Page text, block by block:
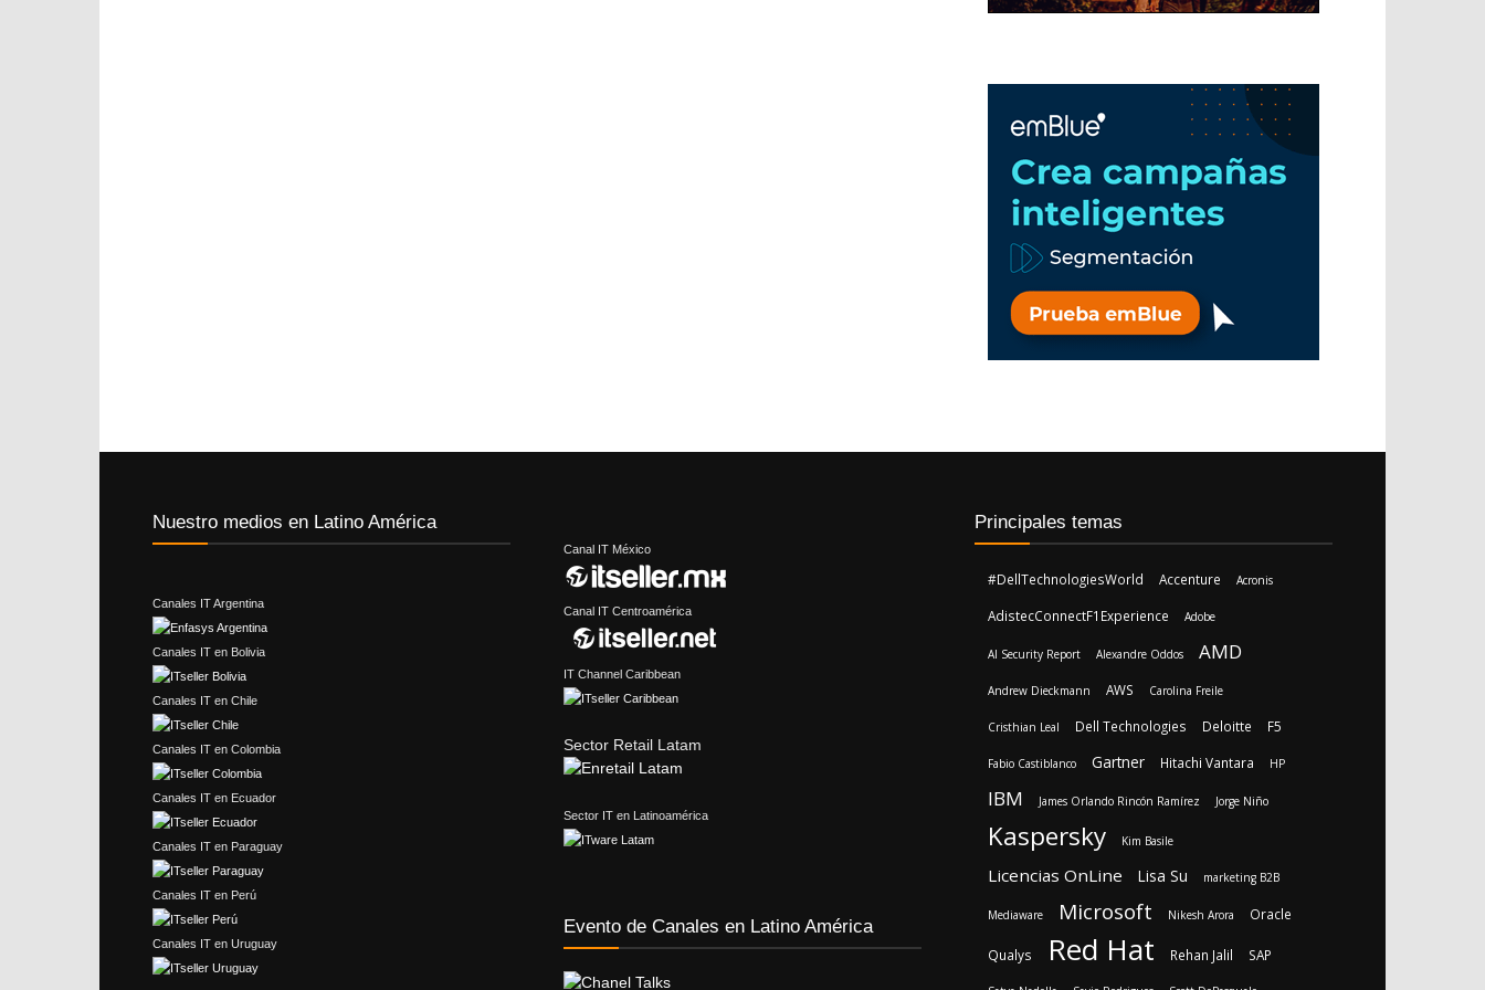
Nuestro medios en Latino América
Canales IT Argentina
Canales IT en Bolivia
Canales IT en Chile
Canales IT en Colombia
Canales IT en Ecuador
Canales IT en Paraguay
Canales IT en Perú
Canales IT en Uruguay
Canal IT México
Canal IT Centroamérica
IT Channel Caribbean
Sector Retail Latam
Sector IT en Latinoamérica
Evento de Canales en Latino América
Principales temas
#DellTechnologiesWorld Accenture Acronis
AdistecConnectF1Experience Adobe
AI Security Report Alexandre Oddos AMD
Andrew Dieckmann AWS Carolina Freile
Cristhian Leal Dell Technologies Deloitte F5
Fabio Castiblanco Gartner Hitachi Vantara HP
IBM James Orlando Rincón Ramírez Jorge Niño
Kaspersky Kim Basile
Licencias OnLine Lisa Su marketing B2B
Mediaware Microsoft Nikesh Arora Oracle
Qualys Red Hat Rehan Jalil SAP